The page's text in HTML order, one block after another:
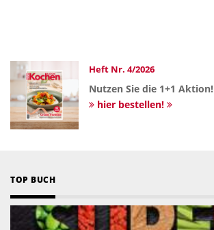
Heft Nr. 4/2026
Nutzen Sie die 1+1 Aktion!
hier bestellen!
TOP BUCH